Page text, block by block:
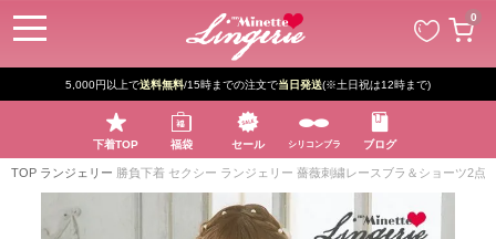
0
5,000円以上で送料無料/15時までの注文で当日発送(※土日祝は12時まで)
下着TOP 福袋 セール シリコンブラ ブログ
TOP ランジェリー 勝負下着 セクシー ランジェリー 薔薇刺繍レースブラ＆ショーツ2点
ペー
ジト